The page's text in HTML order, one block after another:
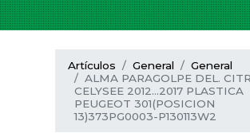
Artículos General
General
ALMA PARAGOLPE DEL.
CELYSEE 2012...2017 PLASTICA
PEUGEOT 301(POSICION
13)373PG0003-P130113W2